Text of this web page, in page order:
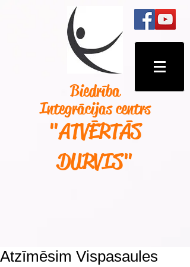
Biedrība
Integrācijas centrs
"ATVĒRTĀS
DURVIS"
Atzīmēsim Vispasaules